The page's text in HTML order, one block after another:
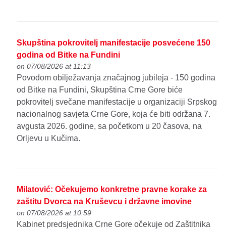
Skupština pokrovitelj manifestacije posvećene 150
godina od Bitke na Fundini
on 07/08/2026 at 11:13
Povodom obilježavanja značajnog jubileja - 150 godina
od Bitke na Fundini, Skupština Crne Gore biće
pokrovitelj svečane manifestacije u organizaciji Srpskog
nacionalnog savjeta Crne Gore, koja će biti održana 7.
avgusta 2026. godine, sa početkom u 20 časova, na
Orljevu u Kučima.
Milatović: Očekujemo konkretne pravne korake za
zaštitu Dvorca na Kruševcu i državne imovine
on 07/08/2026 at 10:59
Kabinet predsjednika Crne Gore očekuje od Zaštitnika